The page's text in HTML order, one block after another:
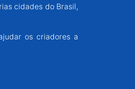
cidades do Brasil,
os criadores a